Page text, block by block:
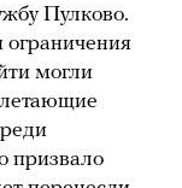
Пулково.
ограничения
могли
призвало